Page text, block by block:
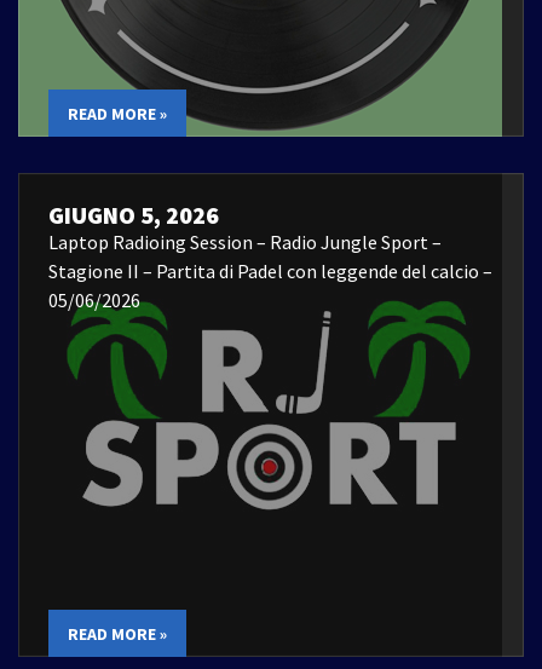
READ MORE »
GIUGNO 5, 2026
Laptop Radioing Session – Radio Jungle Sport –
Stagione II – Partita di Padel con leggende del calcio –
05/06/2026
READ MORE »